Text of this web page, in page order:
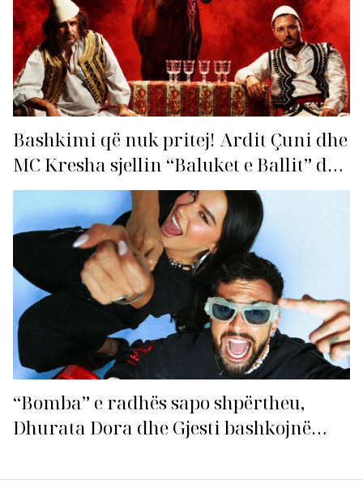
Bashkimi që nuk pritej! Ardit Çuni dhe
MC Kresha sjellin “Baluket e Ballit” dhe
ndezin rrjetin!
“Bomba” e radhës sapo shpërtheu,
Dhurata Dora dhe Gjesti bashkojnë